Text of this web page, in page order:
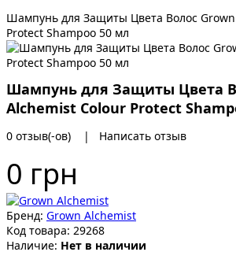
Шампунь для Защиты Цвета Волос
Protect Shampoo 50 мл
Шампунь для Защиты Цвета
Alchemist Colour Protect
0 отзыв(-ов) | Написать отзыв
0 грн
Бренд: Grown Alchemist
Код товара: 29268
Наличие: Нет в наличии